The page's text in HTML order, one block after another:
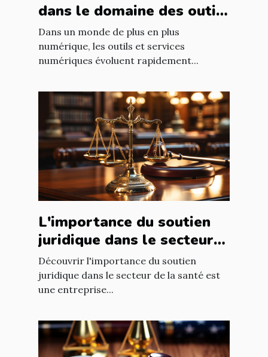
dans le domaine des outils
et services numériques
Dans un monde de plus en plus
numérique, les outils et services
numériques évoluent rapidement...
L'importance du soutien
juridique dans le secteur
de la santé
Découvrir l'importance du soutien
juridique dans le secteur de la santé est
une entreprise...